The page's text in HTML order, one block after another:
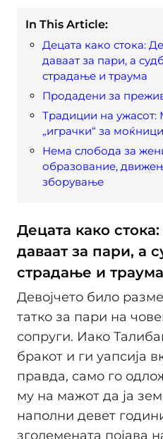
In This Article:
Децата како стока:
даваат за пари, а
страдање и траума
Продадени за
Традиции на
„играчки“ за
Нема слобода за
образование,
зборување
Децата како
даваат за пари, а
страдање и траума
Девојчето било
татко за пари на
сопруги. Иако
бракот и ги уапсија
правда, само го
му на мажот да ја
наполни девет
зголемената појава